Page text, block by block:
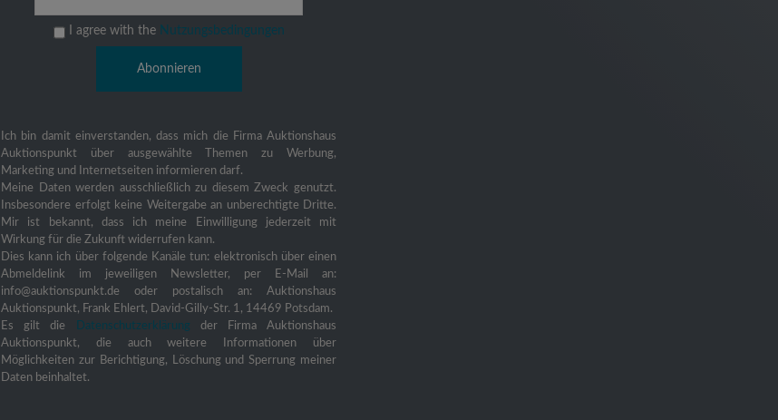
I agree with the Nutzungsbedingungen
Ich bin damit einverstanden, dass mich die Firma Auktionshaus
Auktionspunkt über ausgewählte Themen zu Werbung,
Marketing und Internetseiten informieren darf.
Meine Daten werden ausschließlich zu diesem Zweck genutzt.
Insbesondere erfolgt keine Weitergabe an unberechtigte Dritte.
Mir ist bekannt, dass ich meine Einwilligung jederzeit mit
Wirkung für die Zukunft widerrufen kann.
Dies kann ich über folgende Kanäle tun: elektronisch über einen
Abmeldelink im jeweiligen Newsletter, per E-Mail an:
info@auktionspunkt.de oder postalisch an: Auktionshaus
Auktionspunkt, Frank Ehlert, David-Gilly-Str. 1, 14469 Potsdam.
Es gilt die
Datenschutzerklärung der Firma Auktionshaus
Auktionspunkt, die auch weitere Informationen über
Möglichkeiten zur Berichtigung, Löschung und Sperrung meiner
Daten beinhaltet.